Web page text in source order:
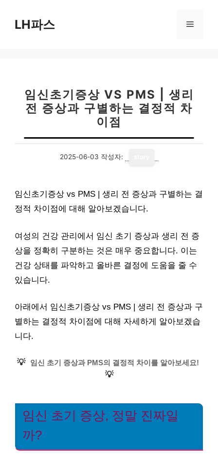
LH파스 메
임신초기증상 VS PMS | 생리
전 증상과 구별하는 결정적 차
이점
2025-06-03 작성자:
임신초기증상 vs PMS | 생리 전 증상과 구별하는 결
정적 차이점에 대해 알아보겠습니다.
여성의 건강 관리에서 임신 초기 증상과 생리 전 증
상을 정확히 구분하는 것은 매우 중요합니다. 이는
건강 상태를 파악하고 올바른 결정에 도움을 줄 수
있습니다.
아래에서 임신초기증상 vs PMS | 생리 전 증상과 구
별하는 결정적 차이점에 대해 자세하게 알아보겠습
니다.
💡 임신 초기 증상과 PMS의 결정적 차이를 알아보세요!
💡
임신 초기 증상, 정말 진짜일
까?